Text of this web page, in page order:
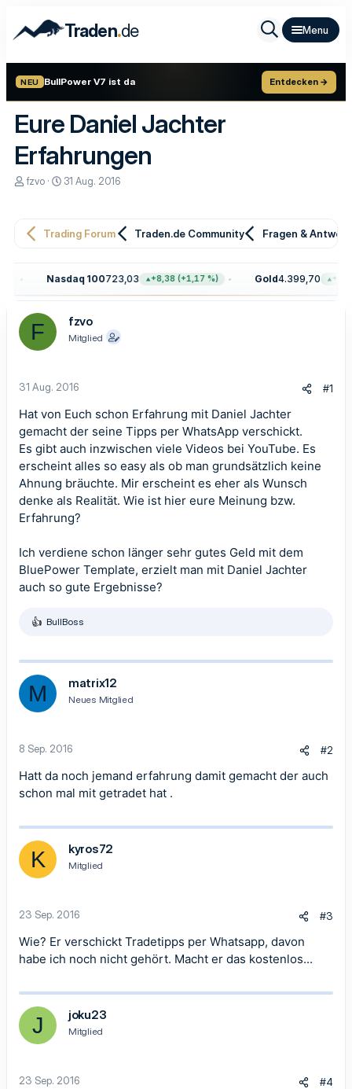
Traden.de
NEU BullPower V7 ist da Entdecken →
Eure Daniel Jachter
Erfahrungen
E
e
fzvo
E
e
a
m
31 Aug. 2016
Trading Forum Traden.de Community Fragen &
Nasdaq 100 723,03 +8,38 (+1,17 %) Gold4.399,70 +100,10
F fzvo
Mitglied
31 Aug. 2016 #1
Hat von Euch schon Erfahrung mit Daniel Jachter
gemacht der seine Tipps per WhatsApp verschickt.
Es gibt auch inzwischen viele Videos bei YouTube. Es
erscheint alles so easy als ob man grundsätzlich keine
Ahnung bräuchte. Mir erscheint es eher als Wunsch
denke als Realität. Wie ist hier eure Meinung bzw.
Erfahrung?
Ich verdiene schon länger sehr gutes Geld mit dem
BluePower Template, erzielt man mit Daniel Jachter
auch so gute Ergebnisse?
R
k
t
i
o
n
:
BullBoss
M matrix12
Neues Mitglied
8 Sep. 2016 #2
Hatt da noch jemand erfahrung damit gemacht der auch
schon mal mit getradet hat .
K kyros72
Mitglied
23 Sep. 2016 #3
Wie? Er verschickt Tradetipps per Whatsapp, davon
habe ich noch nicht gehört. Macht er das kostenlos...
J joku23
Mitglied
23 Sep. 2016 #4